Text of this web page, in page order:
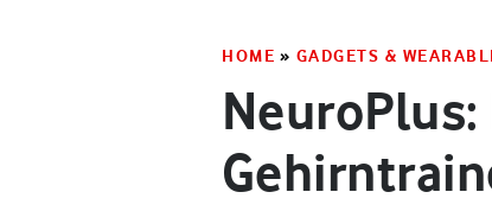
HOME » GADGETS &